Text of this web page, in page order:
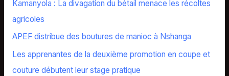
r
:
Kamanyola : La divagation du bétail menace les récoltes
agricoles
APEF distribue des boutures de manioc à Nshanga
Les apprenantes de la deuxième promotion en coupe et
couture débutent leur stage pratique